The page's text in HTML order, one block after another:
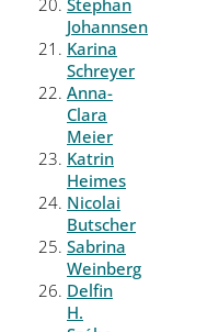
Johannsen
Karina
Schreyer
Anna-
Clara
Meier
Katrin
Heimes
Nicolai
Butscher
Sabrina
Weinberg
Delfin
H.